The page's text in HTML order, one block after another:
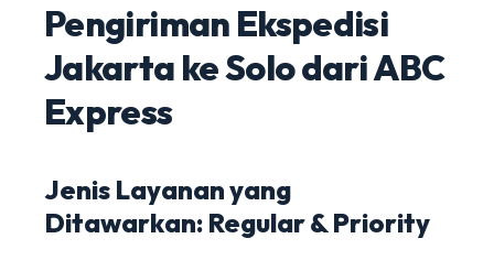
Pengiriman Ekspedisi
Jakarta ke Solo dari ABC
Express
Jenis Layanan yang
Ditawarkan: Regular & Priority